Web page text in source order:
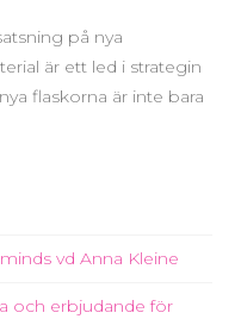
på nya
är ett led i strategin
flaskorna är inte bara
vd Anna Kleine
och erbjudande för